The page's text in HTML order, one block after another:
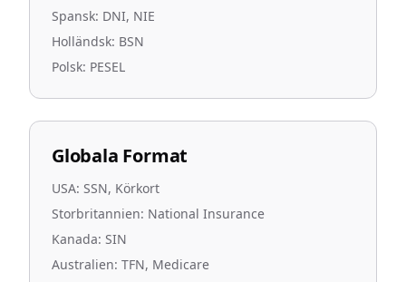
Spansk: DNI, NIE
Holländsk: BSN
Polsk: PESEL
Globala Format
USA: SSN, Körkort
Storbritannien: National Insurance
Kanada: SIN
Australien: TFN, Medicare